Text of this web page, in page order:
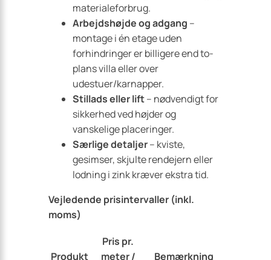
materialeforbrug.
Arbejdshøjde og adgang –
montage i én etage uden
forhindringer er billigere end to-
plans villa eller over
udestuer/karnapper.
Stillads eller lift– nødvendigt for
sikkerhed ved højder og
vanskelige placeringer.
Særlige detaljer– kviste,
gesimser, skjulte rendejern eller
lodning i zink kræver ekstra tid.
Vejledende prisintervaller (inkl.
moms)
Produkt
Pris pr.
meter /
Bemærkning